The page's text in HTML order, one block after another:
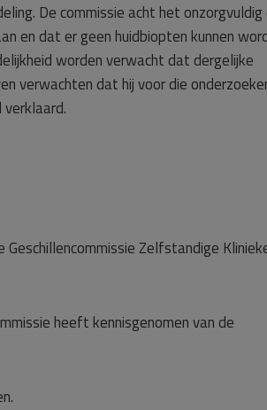
De commissie acht het
en dat er geen huidbiopten kunnen
worden verwacht dat dergelijke
verwachten dat hij voor die
Zelfstandige
heeft kennisgenomen van de